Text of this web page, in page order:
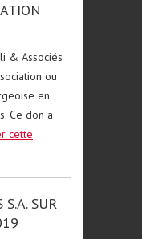
& Associés
ou
en
Ce don a
cette
SUR